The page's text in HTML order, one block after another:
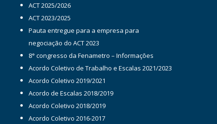
ACT 2025/2026
ACT 2023/2025
Pauta entregue para a empresa para
negociação do ACT 2023
8° congresso da Fenametro – Informações
Acordo Coletivo de Trabalho e Escalas 2021/2023
Acordo Coletivo 2019/2021
Acordo de Escalas 2018/2019
Acordo Coletivo 2018/2019
Acordo Coletivo 2016-2017